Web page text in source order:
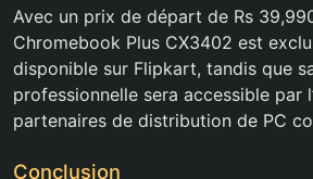
Avec un prix de départ de Rs
Chromebook Plus CX3402 est
disponible sur Flipkart, tandis que
professionnelle sera accessible par
partenaires de distribution de PC
Conclusion